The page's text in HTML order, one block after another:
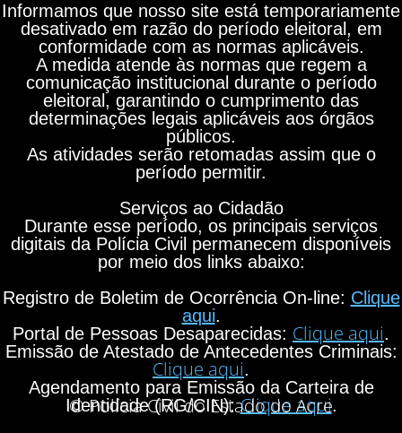
Informamos que nosso site está temporariamente
desativado em razão do período eleitoral, em
conformidade com as normas aplicáveis.
A medida atende às normas que regem a
comunicação institucional durante o período
eleitoral, garantindo o cumprimento das
determinações legais aplicáveis aos órgãos
públicos.
As atividades serão retomadas assim que o
período permitir.
Serviços ao Cidadão
Durante esse período, os principais serviços
digitais da Polícia Civil permanecem disponíveis
por meio dos links abaixo:
Registro de Boletim de Ocorrência On-line: Clique
aqui.
Portal de Pessoas Desaparecidas: Clique aqui.
Emissão de Atestado de Antecedentes Criminais:
Clique aqui.
Agendamento para Emissão da Carteira de
Identidade (RG/CIN):Clique aqui.
© Polícia Civil do Estado do Acre